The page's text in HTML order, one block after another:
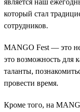
является наш
который стал
сотрудников.
MANGO Fest — это
это возможность для
таланты,
провести время.
Кроме того, на